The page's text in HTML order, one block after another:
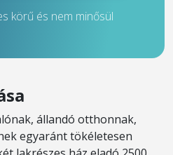
körű és nem minősül
állandó otthonnak,
egyaránt tökéletesen